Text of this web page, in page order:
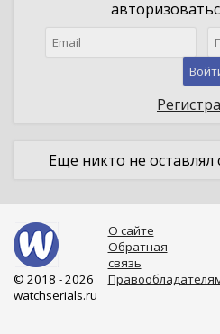
Еще никто не
© 2018 - 2026
watchserials.ru
О сайте
Обратная
связь